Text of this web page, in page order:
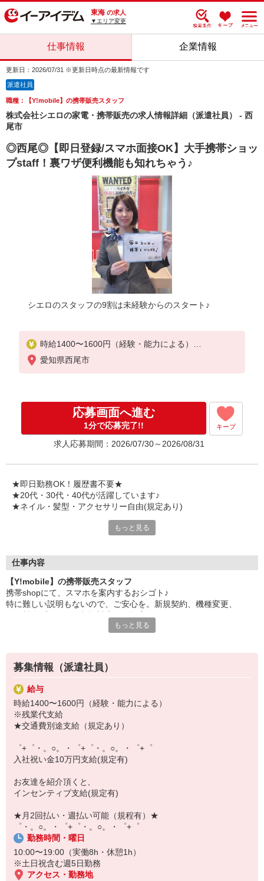
東海 の求人
▼エリア変更
仕事情報 企業情報
更新日：2026/07/31 ※更新日時点の最新情報です
派遣社員
職種：【Y!mobile】の携帯販売スタッフ
株式会社シエロの家電・携帯販売の求人情報詳細（派遣社員） - 西
尾市
◎西尾◎【即日登録/スマホ面接OK】大手携帯ショッ
プstaff！裏ワザ便利機能も知れちゃう♪
シエロのスタッフの9割は未経験からのスタート♪
時給1400〜1600円（経験・能力による）
※残業代支給
★交通費別途支給（規定あり）
入社祝い金10万円支給(規定有)
お友達を紹介頂くと,
インセンティブ支給(規定有)
゜・。○。・゜+゜・。○。・゜+゜
愛知県西尾市
応募画面へ進む
1分で応募完了!! キープ
求人応募期間：2026/07/30～2026/08/31
★即日勤務OK！履歴書不要★
★20代・30代・40代が活躍しています♪
★ネイル・髪型・アクセサリー自由(規定あり)
でも心配ご無用！
お互いに教え合ったり、フォローしあったりする
和気あいあいとした人間関係がある店舗ばかり！
皆で一緒にステップアップしましょう♪
【選べるお仕事いろいろ】
▼オフィスワーク
事務、経理、データ入力、コールセンター、受付
▼工場・製造・軽作業系
機械/食品製造・梱包・仕分け・加工・組立・検査
▼美容系
眉毛サロンのアイブロウ・ネイリスト・エステ
▼営業・販売
法人営業・アパレル販売・個別指導塾・人材紹介
▼人気案件も多数♪
短期・期間限定・オープニング・官公庁案件
上場/優良/大手企業など
【スマホ面接実施中】
￣￣￣￣￣￣￣￣￣
自宅に居ながらスマホでカンタン面接OK！
オンライン面談なのでスピード対応。
もっと見る
仕事内容
【Y!mobile】の携帯販売スタッフ
携帯shopにて、スマホを案内するおシゴト♪
特に難しい説明もないので、ご安心を。新規契約、機種変更、
満足度◎
■携帯やインターネット販売業務
docomo(ドコモ)/au(エーユー)・KDDI/softbank(ソフトバンク)など
の大手キャリアから
ワイモバイル(Y!mobille)、楽天モバイル、UQなど格安スマホまで幅
広く紹介可能♪
もっと見る
募集情報（派遣社員）
給与
時給1400〜1600円（経験・能力による）
※残業代支給
★交通費別途支給（規定あり）
゜+゜・。○。・゜+゜・。○。・゜+゜
入社祝い金10万円支給(規定有)
お友達を紹介頂くと,
インセンティブ支給(規定有)
★月2回払い・週払い可能（規程有）★
゜・。○。・゜+゜・。○。・゜+゜
勤務時間・曜日
10:00〜19:00（実働8h・休憩1h）
※土日祝含む週5日勤務
アクセス・勤務地